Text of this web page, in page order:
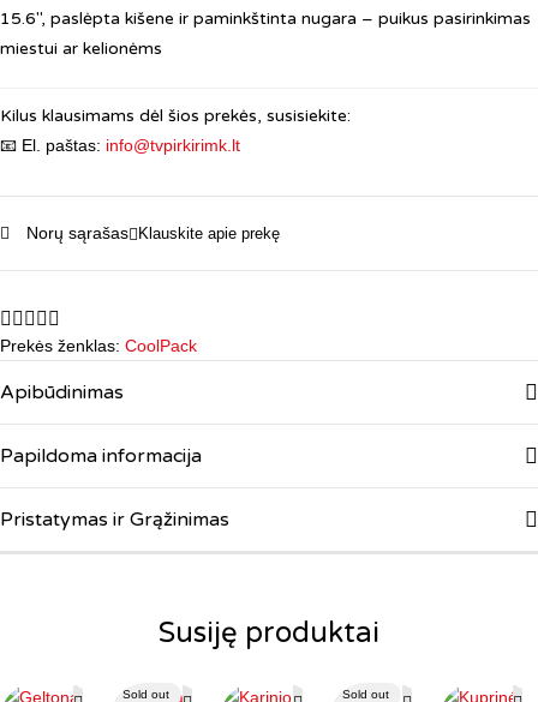
15.6″, paslėpta kišene ir paminkštinta nugara – puikus pasirinkimas
miestui ar kelionėms
Kilus klausimams dėl šios prekės, susisiekite:
📧 El. paštas: info@tvpirkirimk.lt
Norų sąrašas Klauskite apie prekę
Prekės ženklas: CoolPack
Apibūdinimas
Papildoma informacija
Pristatymas ir Grąžinimas
Susiję produktai
Sold out Sold out